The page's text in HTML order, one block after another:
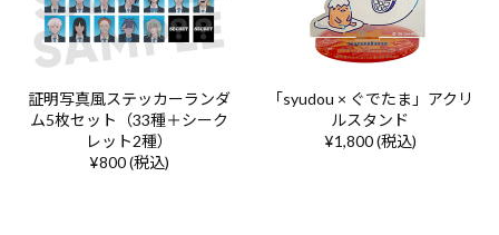
証明写真風ステッカーランダ
ム5枚セット（33種＋シーク
レット2種）
¥800 (税込)
「syudou × ぐでたま」アクリ
ルスタンド
¥1,800 (税込)